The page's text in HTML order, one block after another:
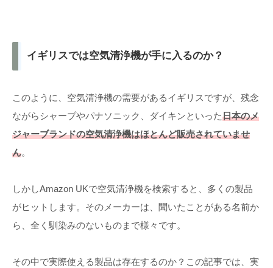
イギリスでは空気清浄機が手に入るのか？
このように、空気清浄機の需要があるイギリスですが、残念
ながらシャープやパナソニック、ダイキンといった日本のメ
ジャーブランドの空気清浄機はほとんど販売されていませ
ん。
しかしAmazon UKで空気清浄機を検索すると、多くの製品
がヒットします。そのメーカーは、聞いたことがある名前か
ら、全く馴染みのないものまで様々です。
その中で実際使える製品は存在するのか？この記事では、実